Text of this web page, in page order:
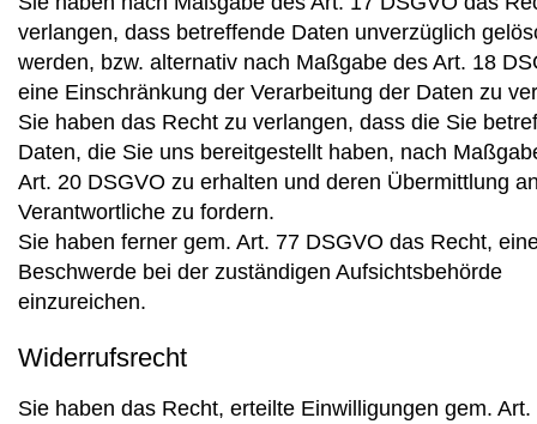
verlangen, dass betreffende Daten unverzüglich
werden, bzw. alternativ nach Maßgabe des Art. 18
eine Einschränkung der Verarbeitung der Daten zu
Sie haben das Recht zu verlangen, dass die Sie
Daten, die Sie uns bereitgestellt haben, nach
Art. 20 DSGVO zu erhalten und deren Übermittlung
Verantwortliche zu fordern.
Sie haben ferner gem. Art. 77 DSGVO das Recht,
Beschwerde bei der zuständigen Aufsichtsbehörde
einzureichen.
Widerrufsrecht
Sie haben das Recht, erteilte Einwilligungen gem. Art.